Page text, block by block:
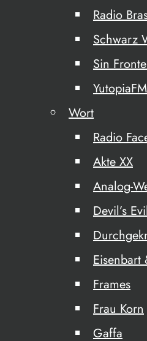
Radio
Schwarz
Sin
YutopiaFM
Wort
Radio
Akte XX
Analog-
Devil’s
Eisenbart
Frames
Frau Korn
Gaffa